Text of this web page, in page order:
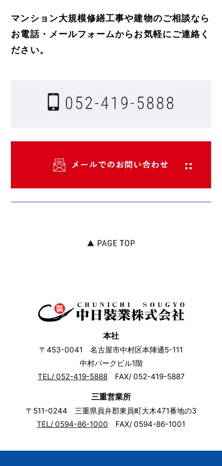
マンション大規模修繕工事や建物のご相談なら
お電話・メールフォームからお気軽にご連絡く
ださい。
本社
〒453-0041 名古屋市中村区本陣通5-111
中村パークビル1階
TEL/ 052-419-5888FAX/ 052-419-5887
三重営業所
〒511-0244 三重県員弁郡東員町大木471番地の3
TEL/ 0594-86-1000 FAX/ 0594-86-1001